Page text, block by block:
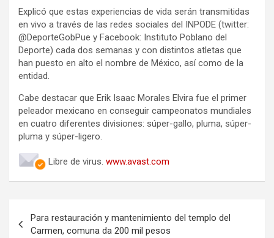
Explicó que estas experiencias de vida serán transmitidas
en vivo a través de las redes sociales del INPODE (twitter:
@DeporteGobPue y Facebook: Instituto Poblano del
Deporte) cada dos semanas y con distintos atletas que
han puesto en alto el nombre de México, así como de la
entidad.
Cabe destacar que Erik Isaac Morales Elvira fue el primer
peleador mexicano en conseguir campeonatos mundiales
en cuatro diferentes divisiones: súper-gallo, pluma, súper-
pluma y súper-ligero.
Libre de virus. www.avast.com
de
Para restauración y mantenimiento del templo del
Carmen, comuna da 200 mil pesos